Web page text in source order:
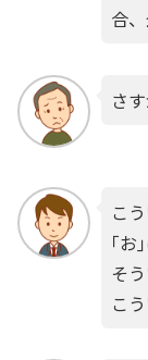
合
さ
こ
｢お
そ
こ